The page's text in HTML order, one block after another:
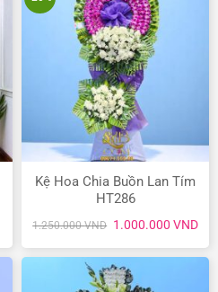
Kệ Hoa Chia Buồn Lan Tím
HT286
1.250.000VND Giá
gốc
là:
1.250.000 VND.
1.000.000 VNDGiá
tại
là: